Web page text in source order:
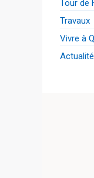
Tour de
Travaux
Vivre à